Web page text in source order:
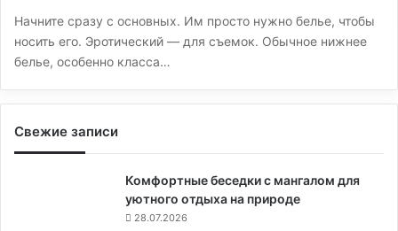
Начните сразу с основных. Им просто нужно белье, чтобы
носить его. Эротический — для съемок. Обычное нижнее
белье, особенно класса…
Свежие записи
Комфортные беседки с мангалом для
уютного отдыха на природе
28.07.2026